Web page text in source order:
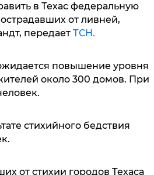
в Техас федеральную
от ливней,
передаетТСН.
повышение уровня
около 300 домов. При
стихийного бедствия
от стихии городов Техаса